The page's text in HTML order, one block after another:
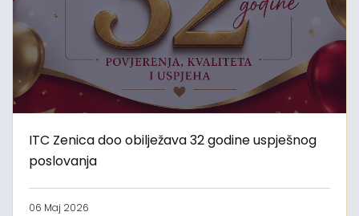
ITC Zenica doo obilježava 32 godine uspješnog
poslovanja
06 Maj 2026